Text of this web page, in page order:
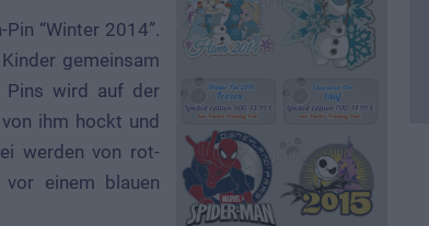
“Winter 2014”.
gemeinsam
Pins wird auf der
ihm hockt und
werden von rot-
einem blauen